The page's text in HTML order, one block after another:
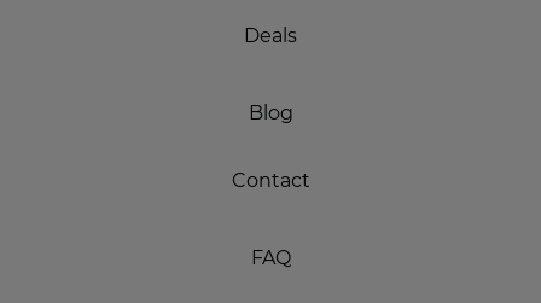
Deals
Blog
Contact
FAQ